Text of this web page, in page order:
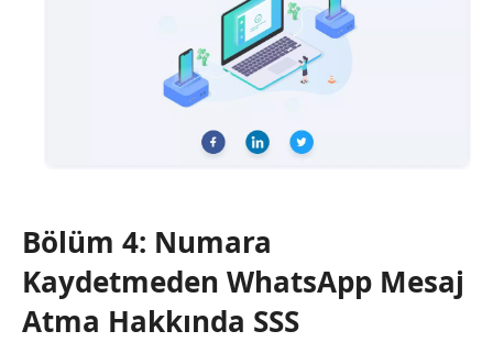
Bölüm 4: Numara
Kaydetmeden WhatsApp Mesaj
Atma Hakkında SSS